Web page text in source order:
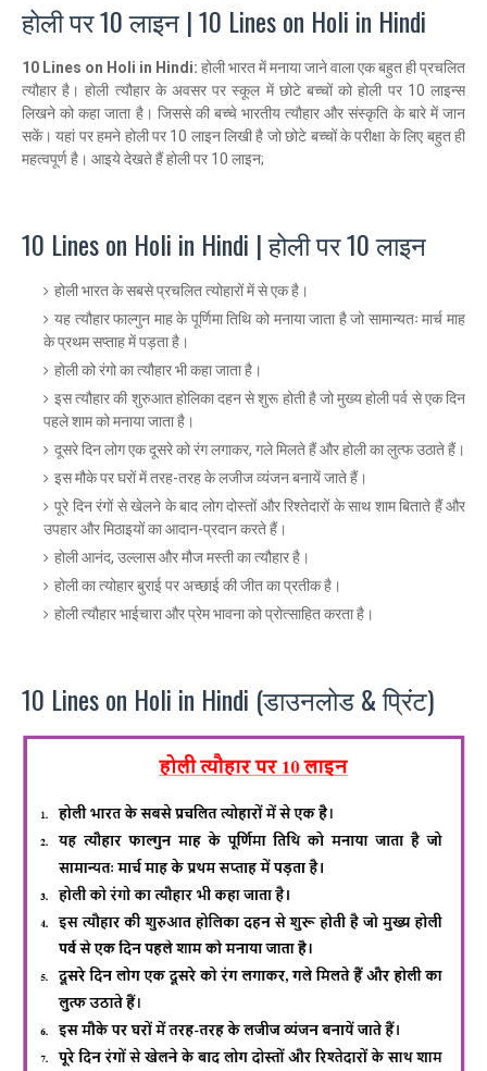
होली पर 10 लाइन | 10 Lines on Holi in Hindi
10 Lines on Holi in Hindi: होली भारत में मनाया जाने वाला एक बहुत ही प्रचलित
त्यौहार है। होली त्यौहार के अवसर पर स्कूल में छोटे बच्चों को होली पर 10 लाइन्स
लिखने को कहा जाता है। जिससे की बच्चे भारतीय त्यौहार और संस्कृति के बारे में जान
सकें। यहां पर हमने होली पर 10 लाइन लिखी है जो छोटे बच्चों के परीक्षा के लिए बहुत ही
महत्वपूर्ण है। आइये देखते हैं होली पर 10 लाइन;
10 Lines on Holi in Hindi | होली पर 10 लाइन
होली भारत के सबसे प्रचलित त्योहारों में से एक है।
यह त्यौहार फाल्गुन माह के पूर्णिमा तिथि को मनाया जाता है जो सामान्यतः मार्च माह
के प्रथम सप्ताह में पड़ता है।
होली को रंगो का त्यौहार भी कहा जाता है।
इस त्यौहार की शुरुआत होलिका दहन से शुरू होती है जो मुख्य होली पर्व से एक दिन
पहले शाम को मनाया जाता है।
दूसरे दिन लोग एक दूसरे को रंग लगाकर, गले मिलते हैं और होली का लुत्फ उठाते हैं।
इस मौके पर घरों में तरह-तरह के लजीज व्यंजन बनायें जाते हैं।
पूरे दिन रंगों से खेलने के बाद लोग दोस्तों और रिश्तेदारों के साथ शाम बिताते हैं और
उपहार और मिठाइयों का आदान-प्रदान करते हैं।
होली आनंद, उल्लास और मौज मस्ती का त्यौहार है।
होली का त्योहार बुराई पर अच्छाई की जीत का प्रतीक है।
होली त्यौहार भाईचारा और प्रेम भावना को प्रोत्साहित करता है।
10 Lines on Holi in Hindi (डाउनलोड & प्रिंट)